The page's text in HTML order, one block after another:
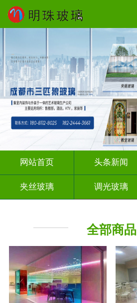
网站首页 头条新闻
夹丝玻璃 调光玻璃
其它玻璃
全部商品